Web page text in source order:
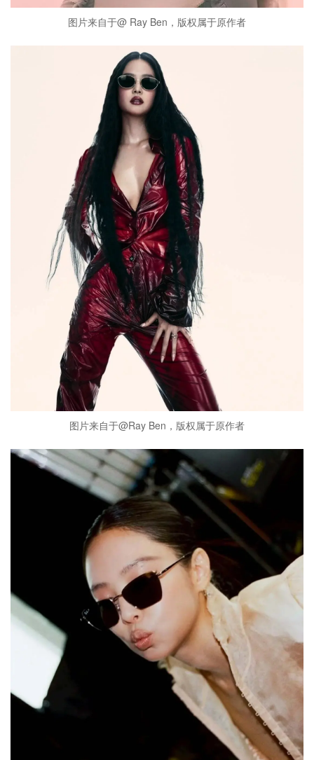
图片来自于@ Ray Ben，版权属于原作者
图片来自于@Ray Ben，版权属于原作者